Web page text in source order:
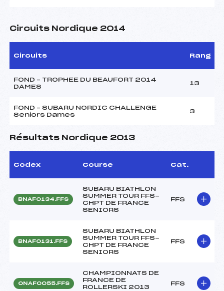
Circuits Nordique 2014
Circuits Rang
FOND – TROPHEE DU BEAUFORT 2014
DAMES
13
FOND – SUBARU NORDIC CHALLENGE
Seniors Dames
3
Résultats Nordique 2013
Codex Course Cat.
BNAF0134.FFS
SUBARU BIATHLON
SUMMER TOUR FFS-
CHPT DE FRANCE
SENIORS
FFS
BNAF0131.FFS
SUBARU BIATHLON
SUMMER TOUR FFS-
CHPT DE FRANCE
SENIORS
FFS
ONAF0055.FFS
CHAMPIONNATS DE
FRANCE DE
ROLLERSKI 2013
FFS